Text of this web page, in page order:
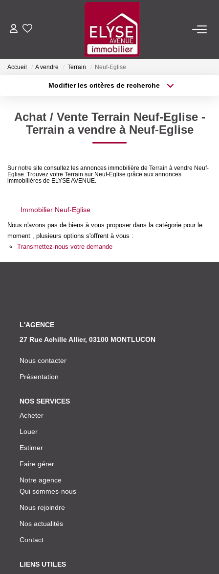
ACHETER
NOTRE AGENCE
Nous Rejoindre
Nos Actualités
Accueil A vendre Terrain Neuf-Eglise
Modifier les critères de recherche
Sélectionnez...
Type de bien
Surface min
Créer une alerte
Achat / Vente Terrain Neuf-Eglise -
Terrain a vendre à Neuf-Eglise
Sur notre site consultez les annonces immobilière de Terrain à vendre Neuf-
Eglise. Trouvez votre Terrain sur Neuf-Eglise grâce aux annonces
immobilières de ELYSE AVENUE.
Immobilier Neuf-Eglise
Nous n'avons pas de biens à vous proposer dans la catégorie pour le
moment , plusieurs options s'offrent à vous :
Transmettez-nous votre demande
L'AGENCE
27 Rue Achille Allier, 03100 MONTLUCON
Nous contacter
Présentation
NOS SERVICES
Acheter
Louer
Estimer
Faire gérer
Notre agence
Qui sommes-nous
Nous rejoindre
Nos actualités
Contact
LIENS UTILES